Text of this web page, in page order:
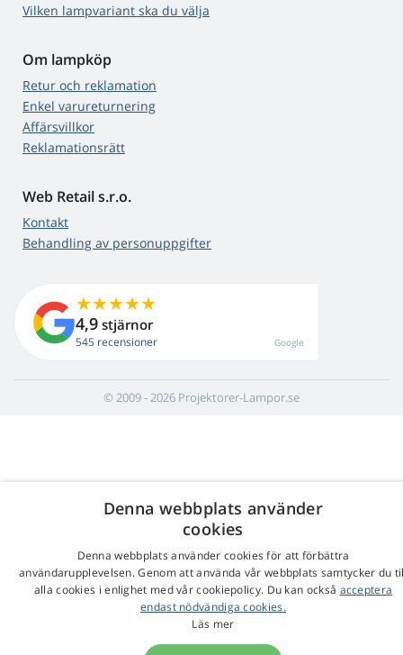
Vilken lampvariant ska du välja
Om lampköp
Retur och reklamation
Enkel varureturnering
Affärsvillkor
Reklamationsrätt
Web Retail s.r.o.
Kontakt
Behandling av personuppgifter
4,9 stjärnor
545 recensioner Google
© 2009 - 2026 Projektorer-Lampor.se
Denna webbplats använder
cookies
Denna webbplats använder cookies för att förbättra
användarupplevelsen. Genom att använda vår webbplats samtycker du
alla cookies i enlighet med vår cookiepolicy. Du kan också acceptera
endast nödvändiga cookies.
Läs mer